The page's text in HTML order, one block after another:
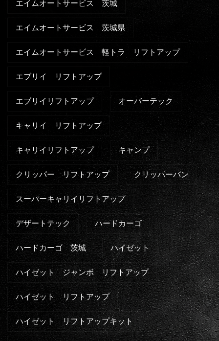
エイムオートサービス 茨城
エイムオートサービス 茨城県
エイムオートサービス 軽トラ リフトアップ
エブリイ リフトアップ
エブリイリフトアップ オーバーテック
キャリイ リフトアップ
キャリイリフトアップ キャンプ
クリッパー リフトアップ クリッパーバン
スーパーキャリイリフトアップ
デザートテック ハードカーゴ
ハードカーゴ 茨城 ハイゼット
ハイゼット ジャンボ リフトアップ
ハイゼット リフトアップ
ハイゼット リフトアップキット